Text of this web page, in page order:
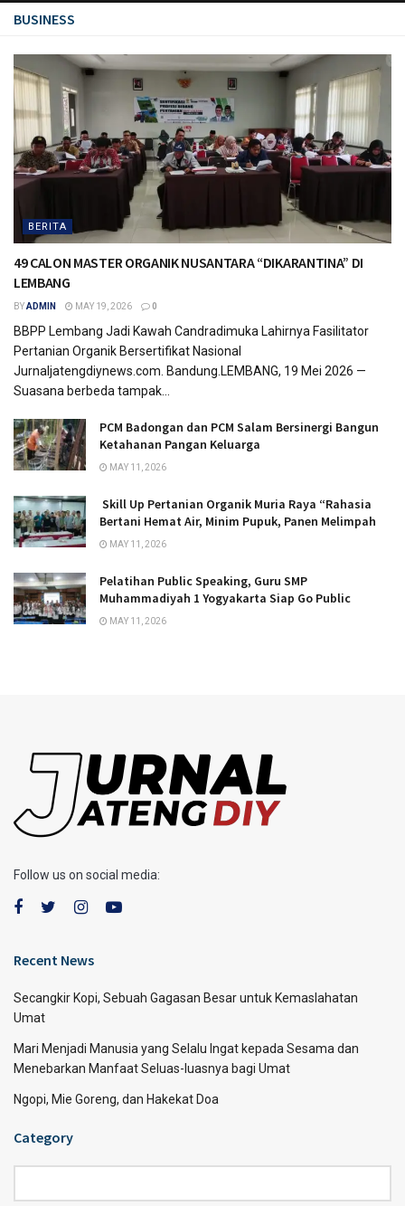
BUSINESS
BERITA
49 CALON MASTER ORGANIK NUSANTARA “DIKARANTINA” DI
LEMBANG
BYADMIN MAY 19, 2026 0
BBPP Lembang Jadi Kawah Candradimuka Lahirnya Fasilitator
Pertanian Organik Bersertifikat Nasional
Jurnaljatengdiynews.com. Bandung.LEMBANG, 19 Mei 2026 —
Suasana berbeda tampak...
PCM Badongan dan PCM Salam Bersinergi Bangun
Ketahanan Pangan Keluarga
MAY 11, 2026
Skill Up Pertanian Organik Muria Raya “Rahasia
Bertani Hemat Air, Minim Pupuk, Panen Melimpah
MAY 11, 2026
Pelatihan Public Speaking, Guru SMP
Muhammadiyah 1 Yogyakarta Siap Go Public
MAY 11, 2026
Follow us on social media:
Recent News
Secangkir Kopi, Sebuah Gagasan Besar untuk Kemaslahatan
Umat
Mari Menjadi Manusia yang Selalu Ingat kepada Sesama dan
Menebarkan Manfaat Seluas-luasnya bagi Umat
Ngopi, Mie Goreng, dan Hakekat Doa
Category